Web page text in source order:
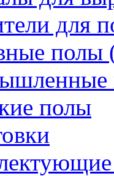
для
полы
полы